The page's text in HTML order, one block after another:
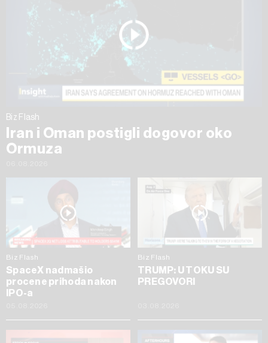
Biz Flash
Iran i Oman postigli dogovor oko
Ormuza
Biz Flash
SpaceX nadmašio
procene prihoda nakon
IPO-a
Biz Flash
TRUMP: U TOKU SU
PREGOVORI